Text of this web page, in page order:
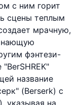
с ним горит
сцены теплым
мрачную,
фэнтези-
название
(Berserk) с
указывая на